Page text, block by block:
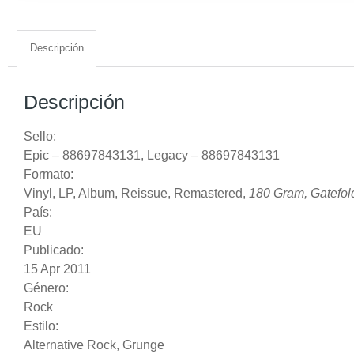
Descripción
Descripción
Sello:
Epic ‎– 88697843131, Legacy ‎– 88697843131
Formato:
Vinyl , LP, Album, Reissue, Remastered, 180 Gram,
País:
EU
Publicado:
15 Apr 2011
Género:
Rock
Estilo:
Alternative Rock, Grunge